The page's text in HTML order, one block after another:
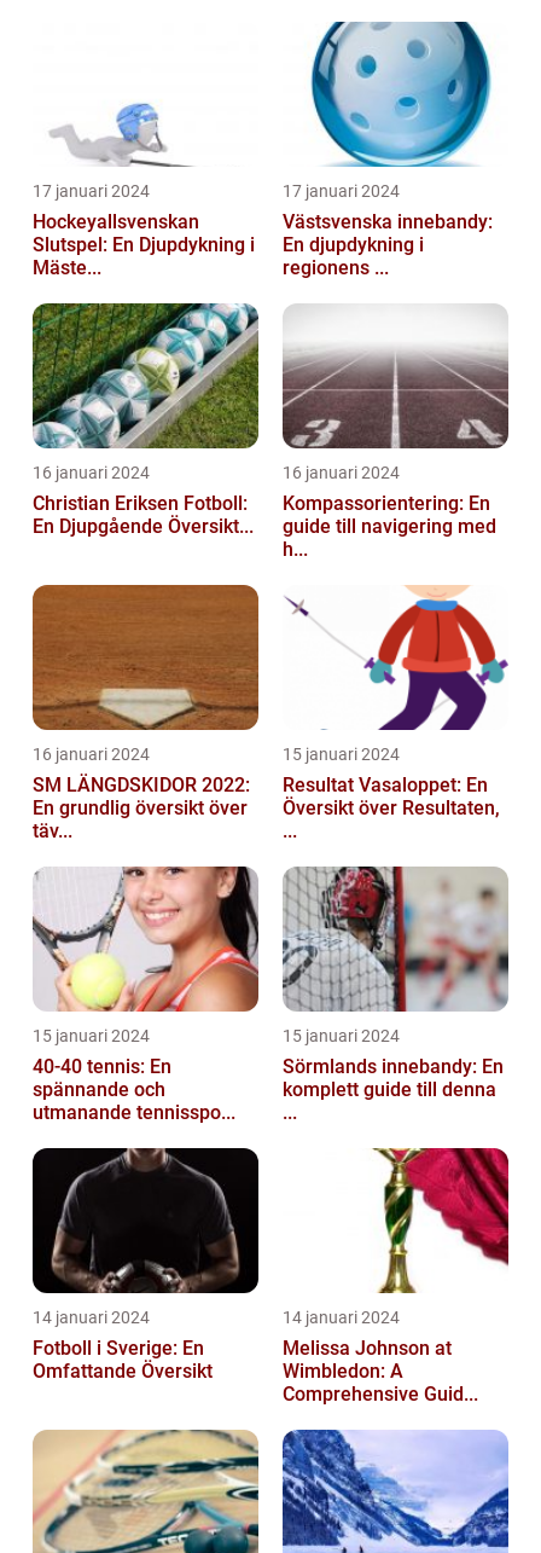
17 januari 2024
Hockeyallsvenskan
Slutspel: En Djupdykning i
Mäste...
17 januari 2024
Västsvenska innebandy:
En djupdykning i
regionens ...
16 januari 2024
Christian Eriksen Fotboll:
En Djupgående Översikt...
16 januari 2024
Kompassorientering: En
guide till navigering med
h...
16 januari 2024
SM LÄNGDSKIDOR 2022:
En grundlig översikt över
täv...
15 januari 2024
Resultat Vasaloppet: En
Översikt över Resultaten,
...
15 januari 2024
40-40 tennis: En
spännande och
utmanande tennisspo...
15 januari 2024
Sörmlands innebandy: En
komplett guide till denna
...
14 januari 2024
Fotboll i Sverige: En
Omfattande Översikt
14 januari 2024
Melissa Johnson at
Wimbledon: A
Comprehensive Guid...